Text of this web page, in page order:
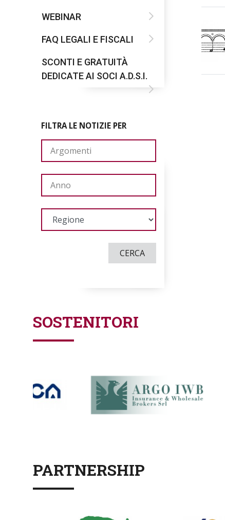
WEBINAR
FAQ LEGALI E FISCALI
SCONTI E GRATUITÀ
DEDICATE AI SOCI A.D.S.I.
FILTRA LE NOTIZIE PER
CERCA
SOSTENITORI
PARTNERSHIP